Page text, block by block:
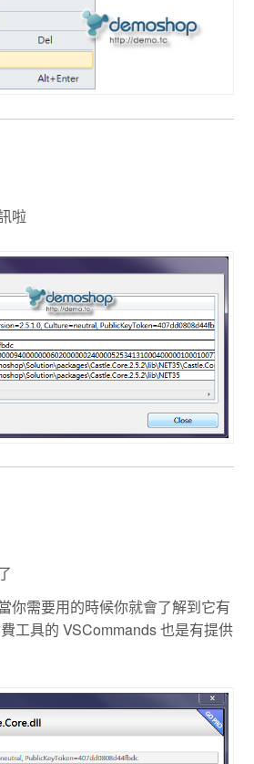
啦
你需要用的時候你就會了解到它有
工具的 VSCommands 也是有提供